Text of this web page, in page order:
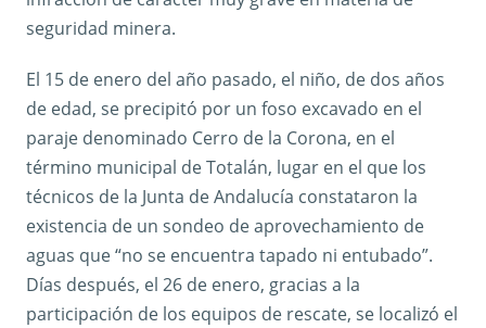
seguridad minera.
El 15 de enero del año pasado, el niño, de dos años
de edad, se precipitó por un foso excavado en el
paraje denominado Cerro de la Corona, en el
término municipal de Totalán, lugar en el que los
técnicos de la Junta de Andalucía constataron la
existencia de un sondeo de aprovechamiento de
aguas que “no se encuentra tapado ni entubado”.
Días después, el 26 de enero, gracias a la
participación de los equipos de rescate, se localizó el